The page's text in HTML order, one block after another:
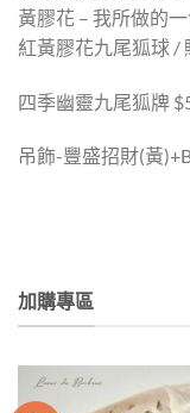
黃膠花 – 我所做的
紅黃膠花九尾狐球 /
四季幽靈九尾狐牌
吊飾-豐盛招財(黃
加購專區